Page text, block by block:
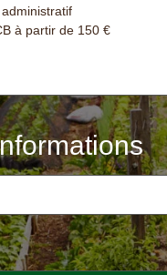
à partir de 150 €